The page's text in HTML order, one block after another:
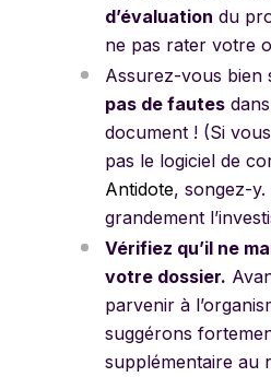
d’évaluation du
ne pas rater votre
Assurez-vous bien
pas de fautes
document ! (Si
pas le logiciel de
Antidote, songez-y.
grandement
Vérifiez qu’il ne
votre dossier.
parvenir à
suggérons
supplémentaire au